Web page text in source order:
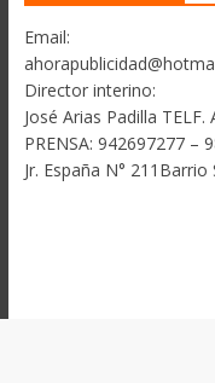
Email:
Director interino:
José Arias Padilla
PRENSA: 942697277 –
Jr. España N°